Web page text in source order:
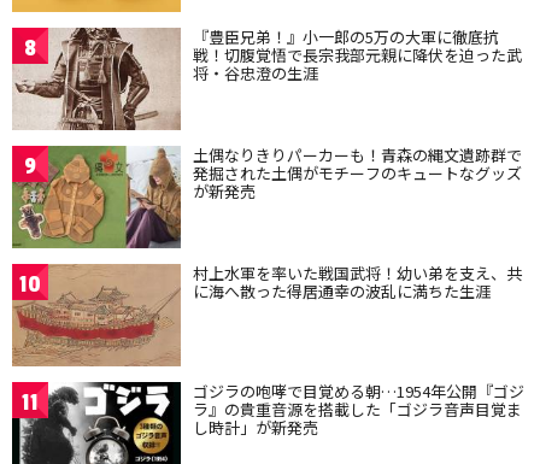
8 『豊臣兄弟！』小一郎の5万の大軍に徹底抗
戦！切腹覚悟で長宗我部元親に降伏を迫った武
将・谷忠澄の生涯
9 土偶なりきりパーカーも！青森の縄文遺跡群で
発掘された土偶がモチーフのキュートなグッズ
が新発売
10 村上水軍を率いた戦国武将！幼い弟を支え、共
に海へ散った得居通幸の波乱に満ちた生涯
11 ゴジラの咆哮で目覚める朝…1954年公開『ゴジ
ラ』の貴重音源を搭載した「ゴジラ音声目覚ま
し時計」が新発売